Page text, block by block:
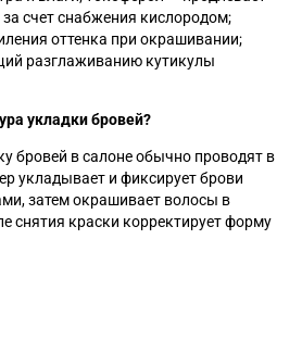
счет снабжения кислородом;
оттенка при окрашивании;
разглаживанию кутикулы
укладки бровей?
бровей в салоне обычно проводят в
укладывает и фиксирует брови
затем окрашивает волосы в
снятия краски корректирует форму